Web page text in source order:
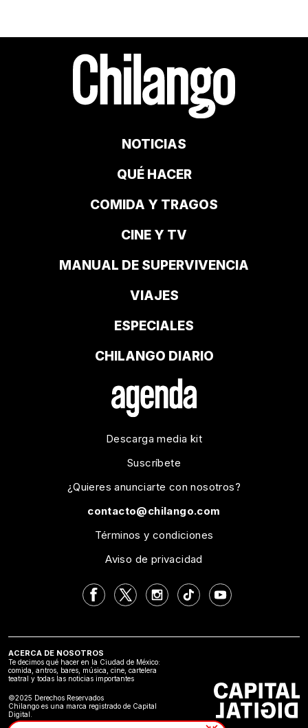
NOTICIAS
QUÉ HACER
COMIDA Y TRAGOS
CINE Y TV
MANUAL DE SUPERVIVENCIA
VIAJES
ESPECIALES
CHILANGO DIARIO
Descarga media kit
Suscríbete
¿Quieres anunciarte con nosotros?
contacto@chilango.com
Términos y condiciones
Aviso de privacidad
ACERCA DE NOSOTROS
Te decimos qué hacer en la Ciudad de México:
comida, antros, bares, música, cine, cartelera
teatral y todas las noticias importantes
©2025 Derechos Reservados
Chilango es una marca registrado de Capital
Digital.